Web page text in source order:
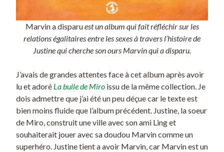
Marvin a disparuest un album qui fait réfléchir sur les
relations égalitaires entre les sexes à travers l’histoire de
Justine qui cherche son ours Marvin qui a disparu.
J’avais de grandes attentes face à cet album après avoir
lu et adoré La bulle de Miro issu de la même collection. Je
dois admettre que j’ai été un peu déçue car le texte est
bien moins fluide que l’album précédent. Justine, la soeur
de Miro, construit une ville avec son ami Ling et
souhaiterait jouer avec sa doudou Marvin comme un
superhéro. Justine tient a avoir Marvin, car Marvin est un